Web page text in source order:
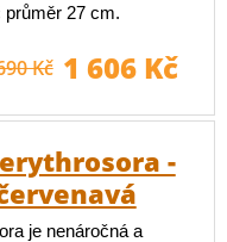
průměr 27 cm.
Kč 1 606 Kč
-
je nenáročná a